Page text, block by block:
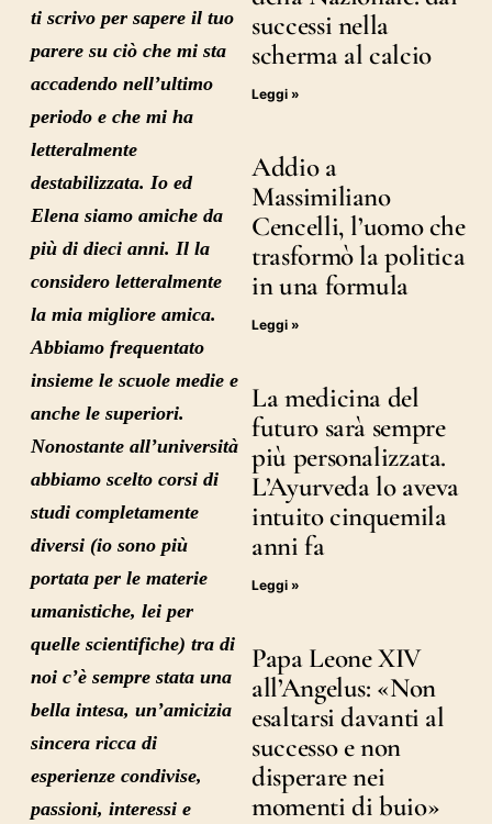
ti scrivo per sapere il tuo
parere su ciò che mi sta
accadendo nell’ultimo
periodo e che mi ha
letteralmente
destabilizzata. Io ed
Elena siamo amiche da
più di dieci anni. Il la
considero letteralmente
la mia migliore amica.
Abbiamo frequentato
insieme le scuole medie e
anche le superiori.
Nonostante all’università
abbiamo scelto corsi di
studi completamente
diversi (io sono più
portata per le materie
umanistiche, lei per
quelle scientifiche) tra di
noi c’è sempre stata una
bella intesa, un’amicizia
sincera ricca di
esperienze condivise,
passioni, interessi e
successi nella
scherma al calcio
Leggi »
Addio a
Massimiliano
Cencelli, l’uomo che
trasformò la politica
in una formula
Leggi »
La medicina del
futuro sarà sempre
più personalizzata.
L’Ayurveda lo aveva
intuito cinquemila
anni fa
Leggi »
Papa Leone XIV
all’Angelus: «Non
esaltarsi davanti al
successo e non
disperare nei
momenti di buio»